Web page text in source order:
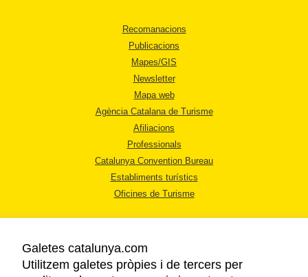
Recomanacions
Publicacions
Mapes/GIS
Newsletter
Mapa web
Agència Catalana de Turisme
Afiliacions
Professionals
Catalunya Convention Bureau
Establiments turístics
Oficines de Turisme
Galetes catalunya.com
Utilitzem galetes pròpies i de tercers per